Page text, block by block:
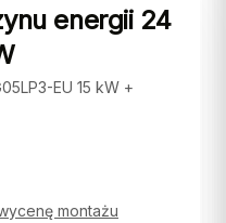
energii 24
EU 15 kW +
montażu